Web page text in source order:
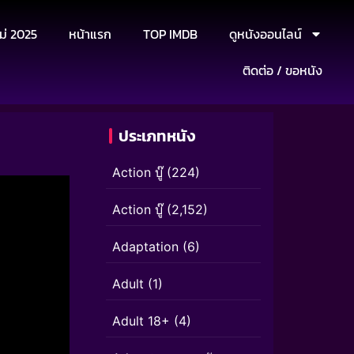
2025 หน้าแรก TOP IMDB
ดูหนังออนไลน์
ติดต่อ / ขอหนัง
ประเภทหนัง
Action บู๊(224)
Action บู๊(2,152)
Adaptation (6)
Adult (1)
Adult 18+ (4)